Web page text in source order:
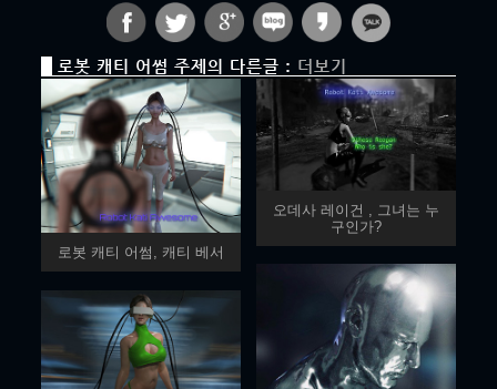
로봇 캐티 어썸 주제의 다른글 : 더보기
로봇 캐티 어썸, 캐티 베서
오데사 레이건 , 그녀는 누
구인가?